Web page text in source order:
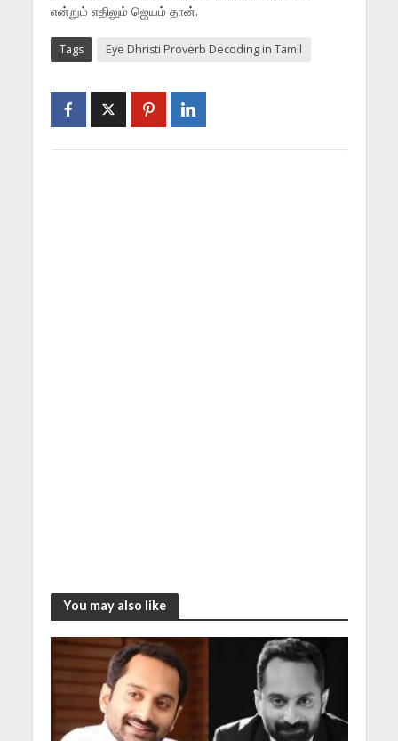
என்றும் எதிலும் ஜெயம் தான்.
Tags Eye Dhristi Proverb Decoding in Tamil
You may also like